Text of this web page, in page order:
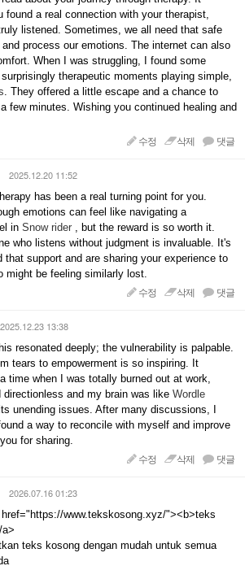
found a real connection with your therapist,
listened. Sometimes, we all need that safe
process our emotions. The internet can also
When I was struggling, I found some
therapeutic moments playing simple,
. They offered a little escape and a chance to
few minutes. Wishing you continued healing and
수정 삭제 댓글
2025.12.20 11:52
has been a real turning point for you.
emotions can feel like navigating a
in Snow rider , but the reward is so worth it.
who listens without judgment is invaluable. It's
that support and are sharing your experience to
might be feeling similarly lost.
수정 삭제 댓글
2025.12.23 13:38
resonated deeply; the vulnerability is palpable.
tears to empowerment is so inspiring. It
time when I was totally burned out at work,
directionless and my brain was like Wordle
unending issues. After many discussions, I
a way to reconcile with myself and improve
for sharing.
수정 삭제 댓글
2026.07.16 01:23
www.tekskosong.xyz/"><b>teks
teks kosong dengan mudah untuk semua